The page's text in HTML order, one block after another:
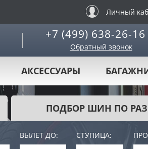
Личный
+7 (499) 638-26-16
Обратный звонок
АКСЕССУАРЫ
ПОДБОР ШИН ПО
ВЫЛЕТ ДО: СТУПИЦА: